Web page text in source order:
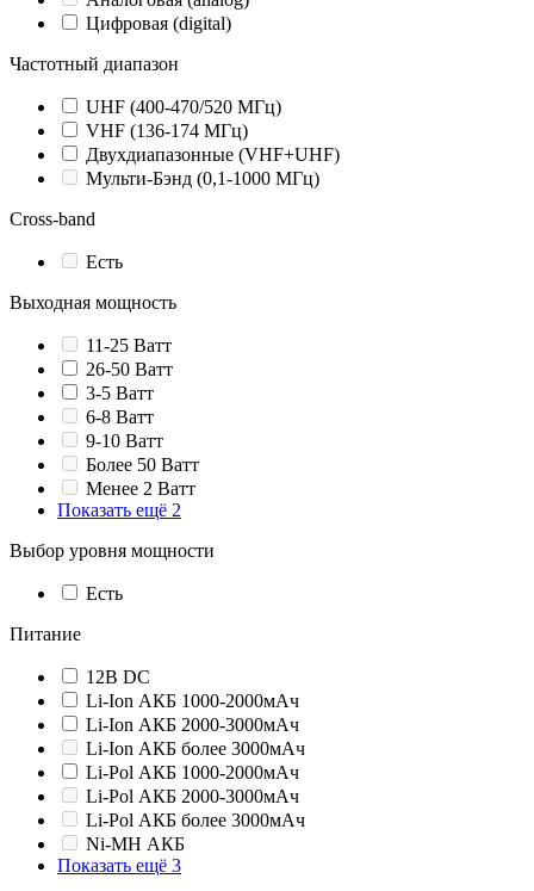
Цифровая (digital)
Частотный диапазон
UHF (400-470/520 МГц)
VHF (136-174 МГц)
Двухдиапазонные (VHF+UHF)
Мульти-Бэнд (0,1-1000 МГц)
Cross-band
Есть
Выходная мощность
11-25 Ватт
26-50 Ватт
3-5 Ватт
6-8 Ватт
9-10 Ватт
Более 50 Ватт
Менее 2 Ватт
Показать ещё 2
Выбор уровня мощности
Есть
Питание
12В DC
Li-Ion АКБ 1000-2000мАч
Li-Ion АКБ 2000-3000мАч
Li-Ion АКБ более 3000мАч
Li-Pol АКБ 1000-2000мАч
Li-Pol АКБ 2000-3000мАч
Li-Pol АКБ более 3000мАч
Ni-MH АКБ
Показать ещё 3